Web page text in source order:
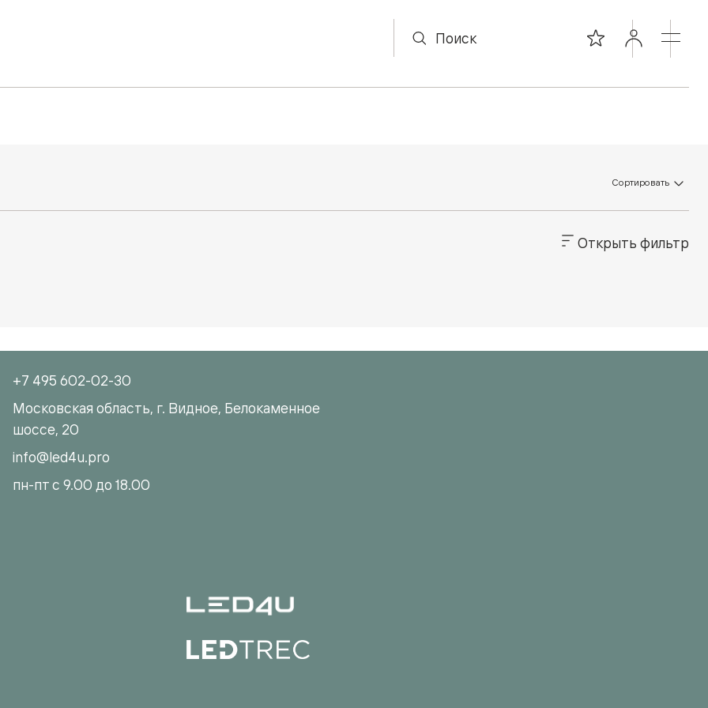
Сортировать
Открыть фильтр
+7 495 602-02-30
Московская область, г. Видное, Белокаменное
шоссе, 20
info@led4u.pro
пн-пт с 9.00 до 18.00